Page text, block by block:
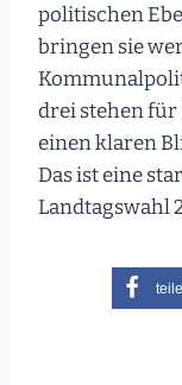
politischen
bringen sie
drei stehen für
einen klaren
Das ist eine
Landtagswahl